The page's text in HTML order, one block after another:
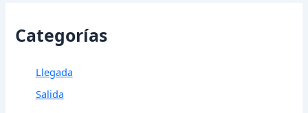
Categorías
Llegada
Salida